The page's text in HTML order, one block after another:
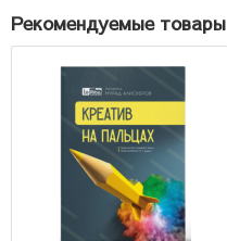
Рекомендуемые товары